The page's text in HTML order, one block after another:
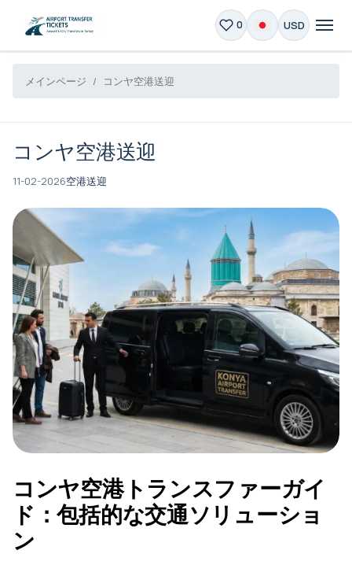
0 USD
メインページ コンヤ空港送迎
コンヤ空港送迎
11-02-2026空港送迎
コンヤ空港トランスファーガイ
ド：包括的な交通ソリューショ
ン